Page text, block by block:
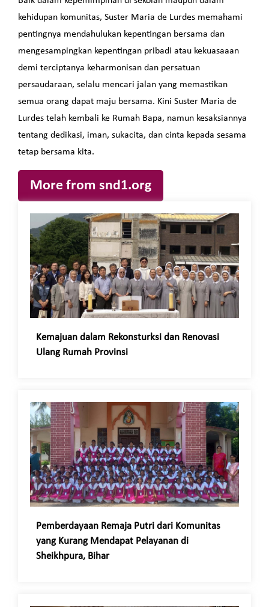
kehidupan komunitas, Suster Maria de Lurdes memahami
pentingnya mendahulukan kepentingan bersama dan
mengesampingkan kepentingan pribadi atau kekuasaaan
demi terciptanya keharmonisan dan persatuan
persaudaraan, selalu mencari jalan yang memastikan
semua orang dapat maju bersama. Kini Suster Maria de
Lurdes telah kembali ke Rumah Bapa, namun kesaksiannya
tentang dedikasi, iman, sukacita, dan cinta kepada sesama
tetap bersama kita.
More from snd1.org
Kemajuan dalam Rekonsturksi dan Renovasi
Ulang Rumah Provinsi
Pemberdayaan Remaja Putri dari Komunitas
yang Kurang Mendapat Pelayanan di
Sheikhpura, Bihar